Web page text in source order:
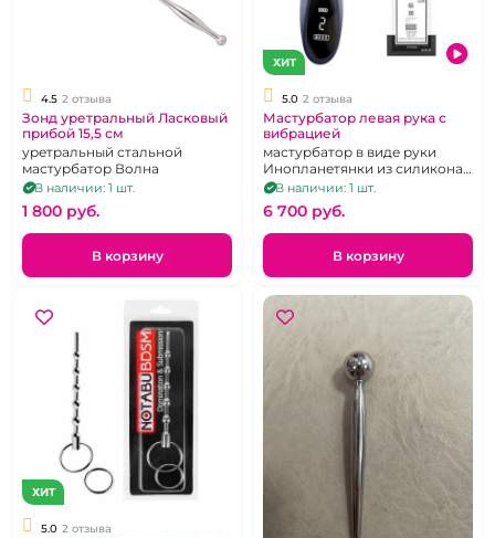
4.5 2 отзыва
Зонд уретральный Ласковый
прибой 15,5 см
уретральный стальной
мастурбатор Волна
В наличии: 1 шт.
1 800 pуб.
В корзину
ХИТ
5.0 2 отзыва
Мастурбатор левая рука с
вибрацией
мастурбатор в виде руки
Инопланетянки из силикона,
перезаряжаемый, 9 режимов
В наличии: 1 шт.
6 700 pуб.
В корзину
ХИТ
5.0 2 отзыва